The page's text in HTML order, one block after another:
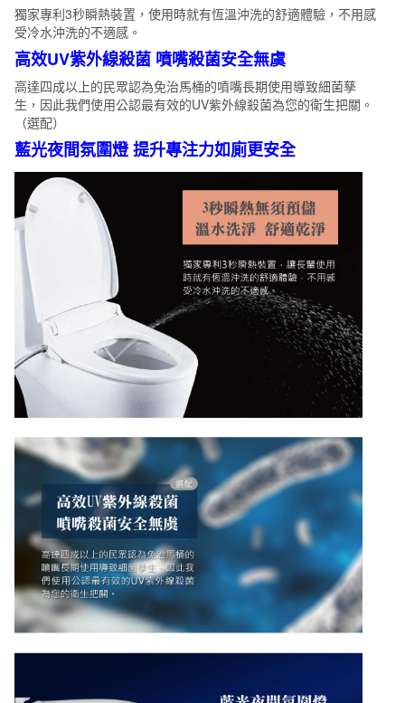
獨家專利3秒瞬熱裝置，使用時就有恆溫沖洗的舒適體驗，不用感
受冷水沖洗的不適感。
高效UV紫外線殺菌 噴嘴殺菌安全無虞
高達四成以上的民眾認為免治馬桶的噴嘴長期使用導致細菌孳
生，因此我們使用公認最有效的UV紫外線殺菌為您的衛生把關。
（選配）
藍光夜間氛圍燈 提升專注力如廁更安全